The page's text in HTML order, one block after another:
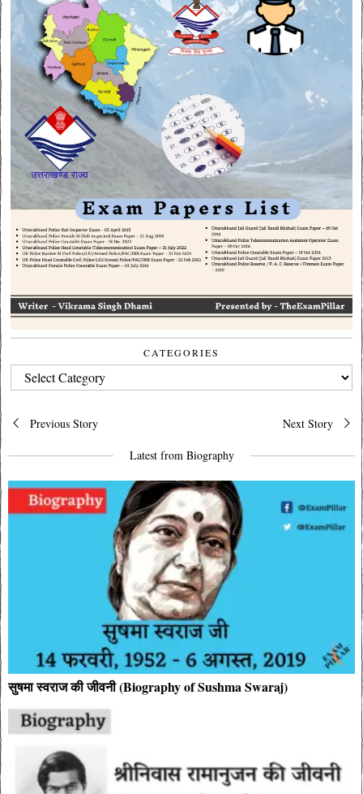
CATEGORIES
CATEGORIES
Post
navigation
Previous Story Next Story
Latest from Biography
सुषमा स्वराज की जीवनी (Biography of Sushma Swaraj)